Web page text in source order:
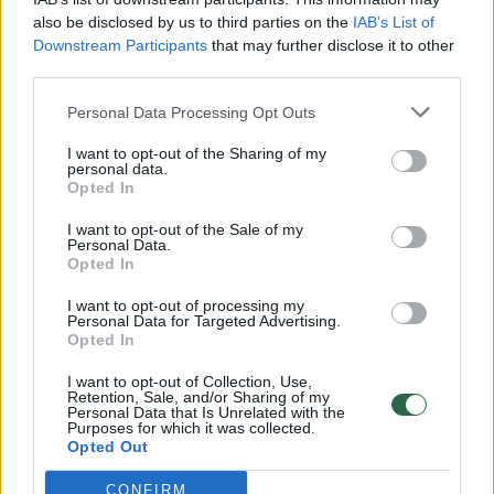
also be disclosed by us to third parties on the IAB’s List of
Downstream Participants that may further disclose it to other
Personal Data Processing Opt Outs
I want to opt-out of the Sharing of my
personal data.
Opted In
I want to opt-out of the Sale of my
Personal Data.
Opted In
I want to opt-out of processing my
Personal Data for Targeted Advertising.
Opted In
I want to opt-out of Collection, Use,
Retention, Sale, and/or Sharing of my
Personal Data that Is Unrelated with the
Purposes for which it was collected.
Opted Out
CONFIRM
vaiko gyvybių išgelbėti nepavyko
Žinios | Lietuvos diena
00:00:57
Savaitės vidurys nusimato karštas: temperatūra kils iki
32 laipsnių šilumos
Žinios | Orai
00:15:54
V. Zalužno pasisakymą laiko bandymu įsitvirtinti
Laidos | Nauja diena
00:00:57
Sinoptikai atsakė, kokiais orais užbaigsime darbo
savaitę: karščiai atsitrauks